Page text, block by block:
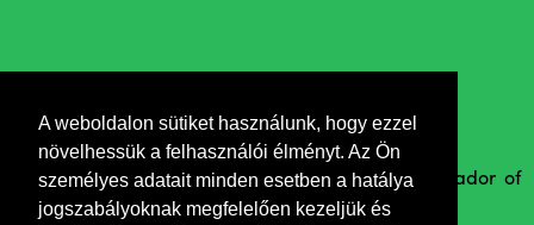
A weboldalon sütiket használunk, hogy ezzel
növelhessük a felhasználói élményt. Az Ön
személyes adatait minden esetben a hatálya
jogszabályoknak megfelelően kezeljük és
Opening remarks by Petri Tuomi-Nikula, ambassador of
Finland